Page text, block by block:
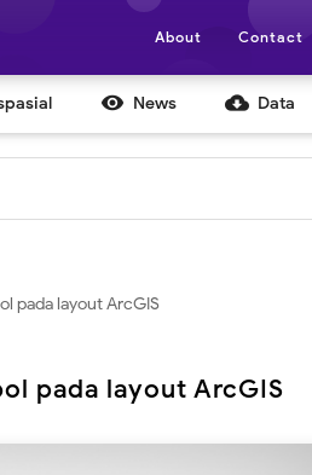
About Contact
 News cloud_download Data
pada layout ArcGIS
pada layout ArcGIS